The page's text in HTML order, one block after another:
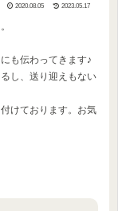
2020.08.05 2023.05.17
も伝わってきます♪
し、送り迎えもない
けております。お気